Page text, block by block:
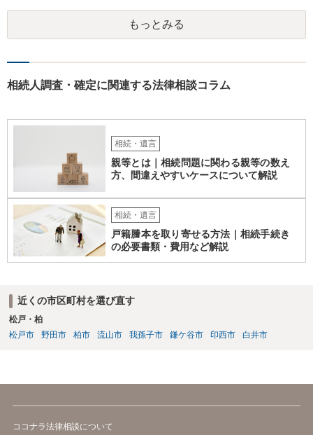
もっとみる
相続人調査・確定に関連する法律相談コラム
相続・遺言
親等とは｜相続問題に関わる親等の数え
方、間違えやすいケースについて解説
相続・遺言
戸籍謄本を取り寄せる方法｜相続手続き
の必要書類・費用など解説
近くの市区町村を選び直す
松戸・柏
松戸市
野田市 柏市 流山市 我孫子市 鎌ケ谷市 印西市 白井市
ココナラ法律相談について